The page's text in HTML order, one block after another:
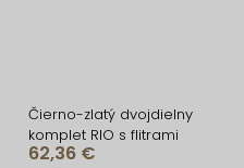
Čierno-zlatý dvojdielny
komplet RIO s flitrami
62,36 €